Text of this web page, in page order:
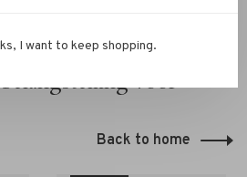
voor
Back to home
I want to keep shopping.